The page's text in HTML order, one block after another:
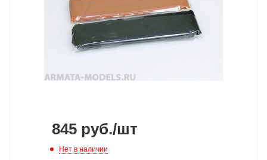
845 руб./шт
Нет в наличии